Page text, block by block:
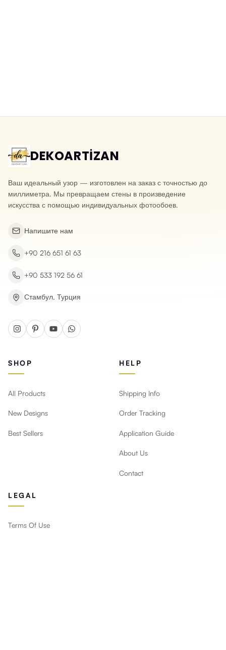
DEKOARTİZAN
Ваш идеальный узор — изготовлен на заказ с точностью до
миллиметра. Мы превращаем стены в произведение
искусства с помощью индивидуальных фотообоев.
Напишите нам
+90 216 651 61 63
+90 533 192 56 61
Стамбул, Турция
SHOP
All Products
New Designs
Best Sellers
HELP
Shipping Info
Order Tracking
Application Guide
About Us
Contact
LEGAL
Terms Of Use